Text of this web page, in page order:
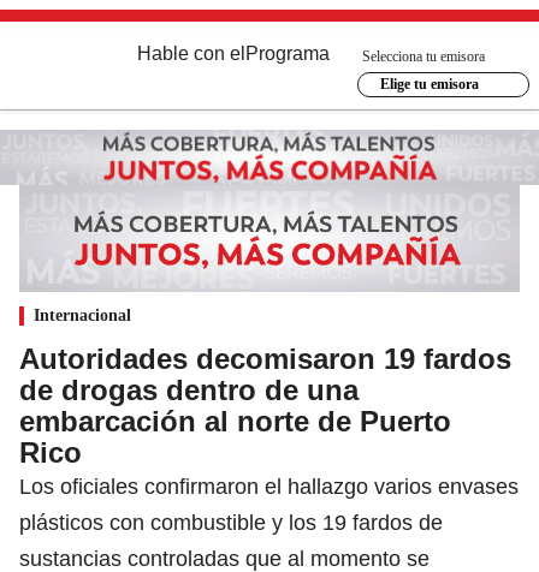
Hable con el Programa
Selecciona tu emisora
Elige tu emisora
Internacional
Autoridades decomisaron 19 fardos
de drogas dentro de una
embarcación al norte de Puerto
Rico
Los oficiales confirmaron el hallazgo varios envases
plásticos con combustible y los 19 fardos de
sustancias controladas que al momento se